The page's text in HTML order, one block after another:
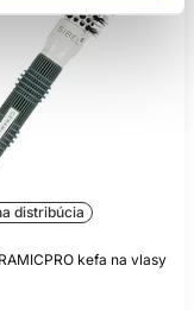
distribúcia
kefa na vlasy